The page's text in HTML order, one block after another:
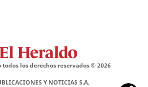
todos los derechos reservados ©2026
Y NOTICIAS S.A.